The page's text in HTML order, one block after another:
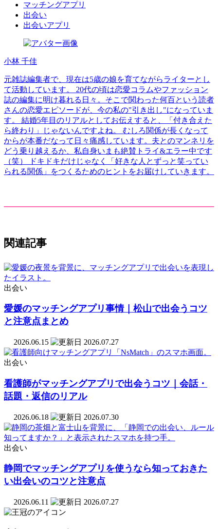
マッチングアプリ
出会い
出会いアプリ
小林 千佳
元雑誌編集者で、現在は5歳の娘を育てながらライターとし
て活動しています。 20代の頃は恋愛コラムやファッション
誌の編集に明け暮れる日々。そこで関わった何百という読者
さんの恋愛エピソードが、今の私の"引き出し"になっていま
す。 結婚5年目のリアルとしてお伝えすると、「付き合えた
ら終わり」じゃないんですよね。 むしろ関係が長くなって
からが本番だなって日々痛感しています。夫とのマンネリを
どう乗り越えるか、私自身いまも絶賛トライ&エラー中です
（笑） ドキドキだけじゃなく「好きな人とずっと笑ってい
られる関係」をつくるためのヒントをお届けしていきます。
関連記事
出会い
愛媛のマッチングアプリ事情｜松山で出会うコツ
と注意点まとめ
2026.06.15 2026.07.27
出会い
看護師がマッチングアプリで出会うコツ｜会話・
話題・返信のリアル
2026.06.18 2026.07.30
出会い
静岡でマッチングアプリを使うなら知っておきた
い出会いのコツと注意点
2026.06.11 2026.07.27